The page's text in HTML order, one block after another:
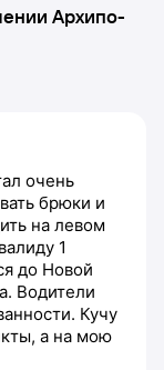
Архипо-
очень
брюки и
на левом
1
до Новой
Водители
Кучу
а на мою